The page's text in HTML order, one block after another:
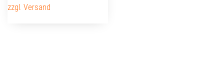
zzgl. Versand